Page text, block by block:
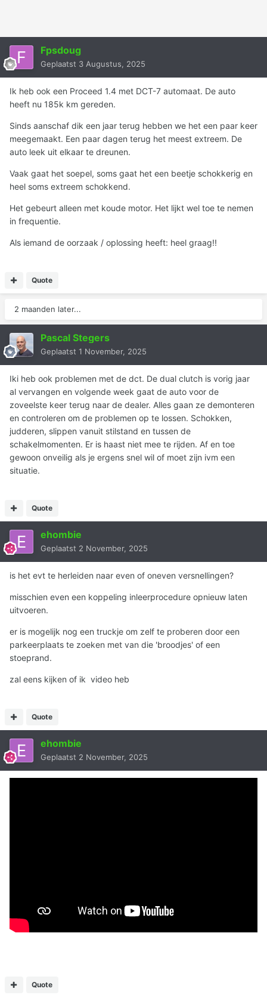
Fpsdoug
Geplaatst 3 Augustus, 2025
Ik heb ook een Proceed 1.4 met DCT-7 automaat. De auto
heeft nu 185k km gereden.
Sinds aanschaf dik een jaar terug hebben we het een paar keer
meegemaakt. Een paar dagen terug het meest extreem. De
auto leek uit elkaar te dreunen.
Vaak gaat het soepel, soms gaat het een beetje schokkerig en
heel soms extreem schokkend.
Het gebeurt alleen met koude motor. Het lijkt wel toe te nemen
in frequentie.
Als iemand de oorzaak / oplossing heeft: heel graag!!
Quote
2 maanden later...
Pascal Stegers
Geplaatst 1 November, 2025
Iki heb ook problemen met de dct. De dual clutch is vorig jaar
al vervangen en volgende week gaat de auto voor de
zoveelste keer terug naar de dealer. Alles gaan ze demonteren
en controleren om de problemen op te lossen. Schokken,
judderen, slippen vanuit stilstand en tussen de
schakelmomenten. Er is haast niet mee te rijden. Af en toe
gewoon onveilig als je ergens snel wil of moet zijn ivm een
situatie.
Quote
ehombie
Geplaatst 2 November, 2025
is het evt te herleiden naar even of oneven versnellingen?
misschien even een koppeling inleerprocedure opnieuw laten
uitvoeren.
er is mogelijk nog een truckje om zelf te proberen door een
parkeerplaats te zoeken met van die 'broodjes' of een
stoeprand.
zal eens kijken of ik video heb
Quote
ehombie
Geplaatst 2 November, 2025
Quote